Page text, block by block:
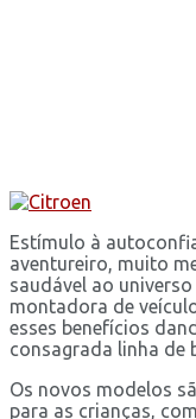
Estímulo à
aventureiro, muito
saudável ao
montadora de
esses benefícios
consagrada linha de
Os novos modelos
para as crianças,